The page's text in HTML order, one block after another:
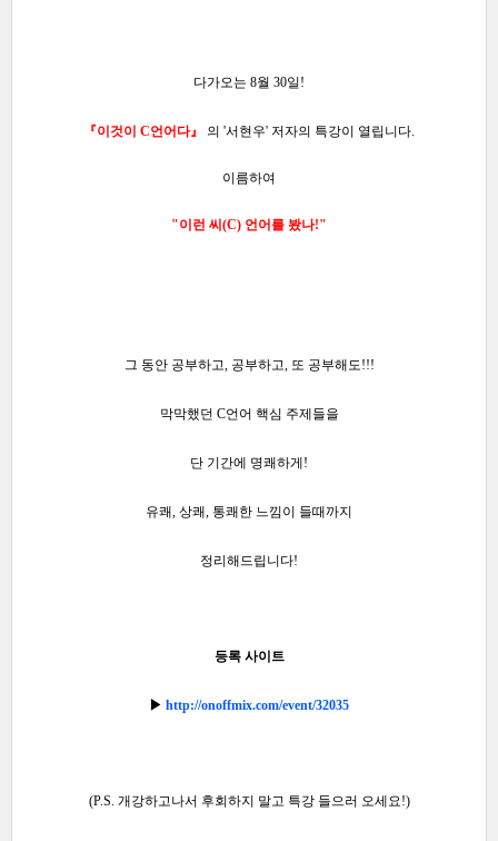
다가오는 8월 30일!
『이것이 C언어다』 의 '서현우' 저자의 특강이 열립니다.
이름하여
"이런 씨(C) 언어를 봤나!"
그 동안 공부하고, 공부하고, 또 공부해도!!!
막막했던 C언어 핵심 주제들을
단 기간에 명쾌하게!
유쾌, 상쾌, 통쾌한 느낌이 들때까지
정리해드립니다!
등록 사이트
▶ http://onoffmix.com/event/32035
(P.S. 개강하고나서 후회하지 말고 특강 들으러 오세요!)